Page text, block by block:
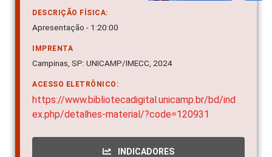
DESCRIÇÃO FÍSICA:
Apresentação - 1:20:00
IMPRENTA
Campinas, SP: UNICAMP/IMECC, 2024
ACESSO ELETRÔNICO:
https://www.bibliotecadigital.unicamp.br/bd/ind
ex.php/detalhes-material/?code=120931
INDICADORES